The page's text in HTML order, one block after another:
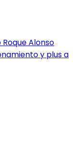
Alonso
y plus a